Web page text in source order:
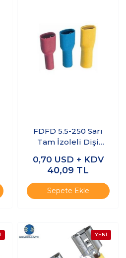
FDFD 5.5-250 Sarı
Tam İzoleli Dişi
Adet
0,70 USD + KDV
40,09 TL
Sepete Ekle